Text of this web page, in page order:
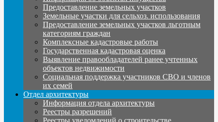
Предоставление земельных участков
Земельные участки для сельхоз. использования
Предоставление земельных участков льготным
категориям граждан
Комплексные кадастровые работы
Государственная кадастровая оценка
Выявление правообладателей ранее учтенных
объектов недвижимости
Социальная поддержка участников СВО и членов
их семей
Отдел архитектуры
Информация отдела архитектуры
Реестры разрешений
Реестры уведомлений о строительстве